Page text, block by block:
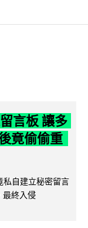
言板 讓多
竟偷偷重
自建立秘密留言
最終入侵